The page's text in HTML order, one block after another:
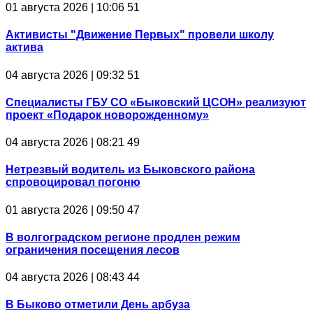
01 августа 2026 | 10:06 51
Активисты "Движение Первых" провели школу
актива
04 августа 2026 | 09:32 51
Специалисты ГБУ СО «Быковский ЦСОН» реализуют
проект «Подарок новорожденному»
04 августа 2026 | 08:21 49
Нетрезвый водитель из Быковского района
спровоцировал погоню
01 августа 2026 | 09:50 47
В волгоградском регионе продлен режим
ограничения посещения лесов
04 августа 2026 | 08:43 44
В Быково отметили День арбуза